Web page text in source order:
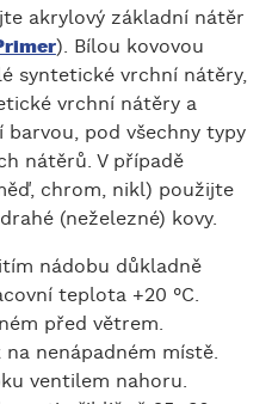
akrylový základní nátěr
). Bílou kovovou
syntetické vrchní nátěry,
vrchní nátěry a
barvou, pod všechny typy
nátěrů. V případě
chrom, nikl) použijte
(neželezné) kovy.
nádobu důkladně
teplota +20 °C.
před větrem.
nenápadném místě.
ventilem nahoru.